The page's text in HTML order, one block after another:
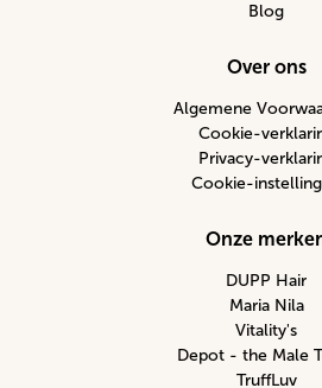
Blog
Over ons
Algemene
Cookie-
Privacy-
Cookie-
Onze
DUPP Hair
Maria Nila
Vitality's
Depot - the Male
TruffLuv